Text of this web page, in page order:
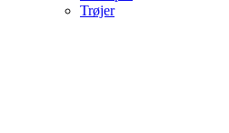
Trøjer